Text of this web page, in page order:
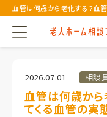
血管は何歳から老化する？血
2026.07.01 相談
血管は何歳か
てくる血管の実